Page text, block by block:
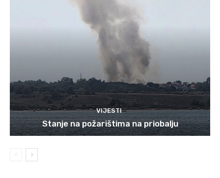
VIJESTI
Stanje na požarištima na priobalju